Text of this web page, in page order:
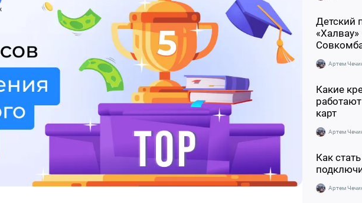
Детский
Артем
Какие
карт
Артем
Как
Артем